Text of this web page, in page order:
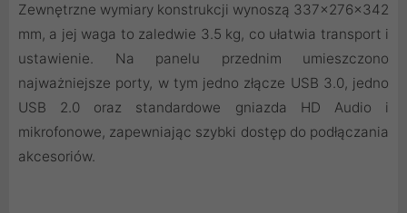
Zewnętrzne wymiary konstrukcji wynoszą 337x276x342
mm, a jej waga to zaledwie 3.5 kg, co ułatwia transport i
ustawienie. Na panelu przednim umieszczono
najważniejsze porty, w tym jedno złącze USB 3.0, jedno
USB 2.0 oraz standardowe gniazda HD Audio i
mikrofonowe, zapewniając szybki dostęp do podłączania
akcesoriów.